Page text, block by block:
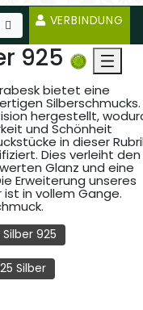
VERBINDUNG
925
bietet eine
Silberschmucks.
hergestellt,
und Schönheit
in dieser
Dies verleiht den
Glanz und eine
Erweiterung unseres
in vollem Gange.
925
Silber